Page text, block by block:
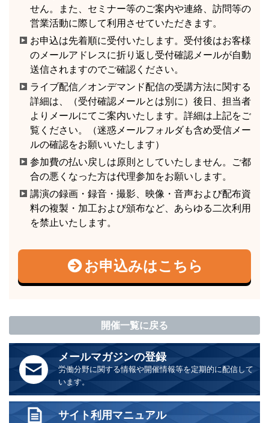
せん。また、セミナー等のご案内や連絡、訪問等の
営業活動に際して利用させていただきます。
お申込は先着順に受付いたします。受付後はお客様
のメールアドレスに折り返し受付確認メールが自動
送信されますのでご確認ください。
ライブ配信／オンデマンド配信の受講方法に関する
詳細は、（受付確認メールとは別に）後日、担当者
よりメールにてご案内いたします。詳細は上記をご
覧ください。（迷惑メールフォルダも含め受信メー
ルの確認をお願いいたします）
参加費の払い戻しは原則としていたしません。ご都
合の悪くなった方は代理参加をお願いします。
講演の録画・録音・撮影、映像・音声および配布資
料の複製・加工および頒布など、あらゆる二次利用
を禁止いたします。
お申込みはこちら
開催一覧に戻る
メールマガジンの登録
労働分野に関する情報や開催情報等を定期的に配信して
います。
サイト利用マニュアル